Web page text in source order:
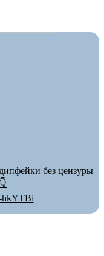
без цензуры
hkYTBi